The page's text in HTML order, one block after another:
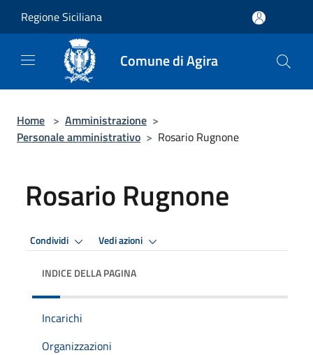
Regione Siciliana
Comune di Agira
Home > Amministrazione >
Personale amministrativo > Rosario Rugnone
Rosario Rugnone
Condividi Vedi azioni
INDICE DELLA PAGINA
Incarichi
Organizzazioni